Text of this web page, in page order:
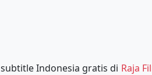
subtitle Indonesia gratis di Raja